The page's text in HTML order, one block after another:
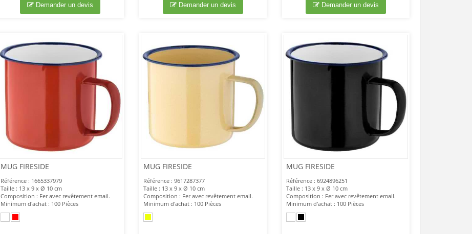
Demander un devis Demander un devis Demander un devis
MUG FIRESIDE
Référence : 1665337979
Taille : 13 x 9 x Ø 10 cm
Composition : Fer avec revêtement email.
Minimum d'achat : 100 Pièces
MUG FIRESIDE
Référence : 9617287377
Taille : 13 x 9 x Ø 10 cm
Composition : Fer avec revêtement email.
Minimum d'achat : 100 Pièces
MUG FIRESIDE
Référence : 6924896251
Taille : 13 x 9 x Ø 10 cm
Composition : Fer avec revêtement email.
Minimum d'achat : 100 Pièces